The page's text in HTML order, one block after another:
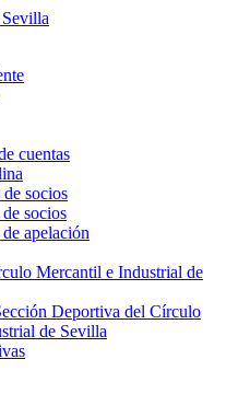
cuentas
socios
socios
apelación
Mercantil e Industrial de
Deportiva del Círculo
de Sevilla